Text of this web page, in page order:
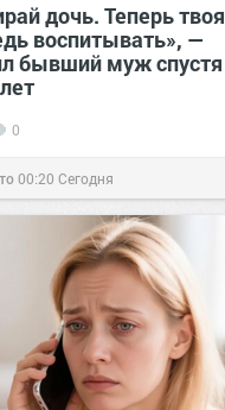
дочь. Теперь твоя
воспитывать», —
бывший муж спустя
0
00:20 Сегодня